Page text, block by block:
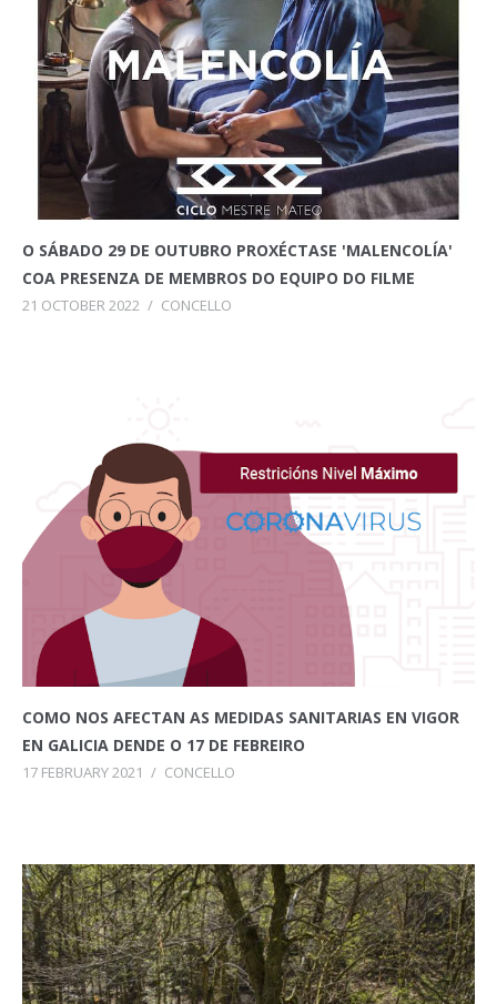
O SÁBADO 29 DE OUTUBRO PROXÉCTASE 'MALENCOLÍA'
COA PRESENZA DE MEMBROS DO EQUIPO DO FILME
21 OCTOBER 2022 / CONCELLO
COMO NOS AFECTAN AS MEDIDAS SANITARIAS EN VIGOR
EN GALICIA DENDE O 17 DE FEBREIRO
17 FEBRUARY 2021 / CONCELLO